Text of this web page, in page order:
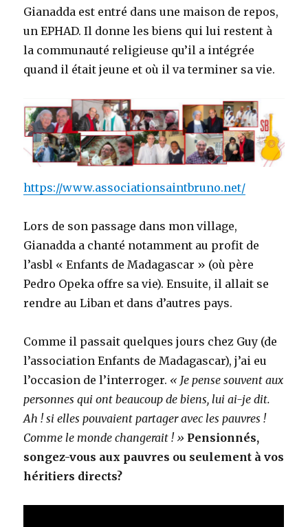
Gianadda est entré dans une maison de repos,
un EPHAD. Il donne les biens qui lui restent à
la communauté religieuse qu’il a intégrée
quand il était jeune et où il va terminer sa vie.
https://www.associationsaintbruno.net/
Lors de son passage dans mon village,
Gianadda a chanté notamment au profit de
l’asbl « Enfants de Madagascar » (où père
Pedro Opeka offre sa vie). Ensuite, il allait se
rendre au Liban et dans d’autres pays.
Comme il passait quelques jours chez Guy (de
l’association Enfants de Madagascar), j’ai eu
l’occasion de l’interroger. « Je pense souvent aux
personnes qui ont beaucoup de biens, lui ai-je dit.
Ah ! si elles pouvaient partager avec les pauvres !
Comme le monde changerait ! » Pensionnés,
songez-vous aux pauvres ou seulement à vos
héritiers directs?